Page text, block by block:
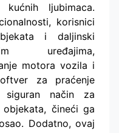
ljubimaca.
korisnici
i daljinski
uređajima,
motora vozila i
za praćenje
način za
čineći ga
Dodatno, ovaj